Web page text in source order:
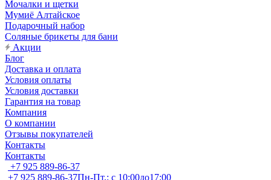
Мочалки и щетки
Мумиё Алтайское
Подарочный набор
Соляные брикеты для бани
Акции
Блог
Доставка и оплата
Условия оплаты
Условия доставки
Гарантия на товар
Компания
О компании
Отзывы покупателей
Контакты
Контакты
+7 925 889-86-37
+7 925 889-86-37Пн-Пт.: с 10:00до17:00